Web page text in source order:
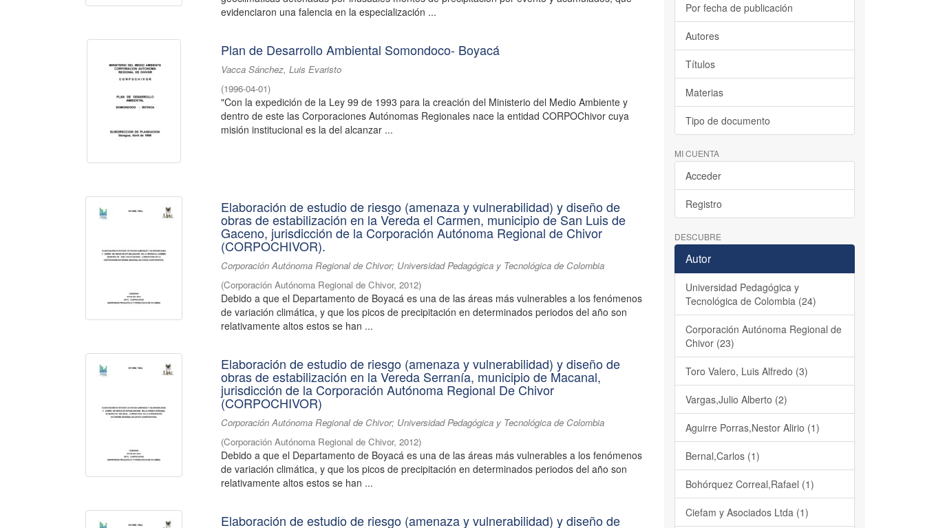
evidenciaron una falencia en la especialización ...
Plan de Desarrollo Ambiental Somondoco- Boyacá
Vacca Sánchez, Luis Evaristo
(1996-04-01)
"Con la expedición de la Ley 99 de 1993 para la creación del Ministerio del Medio Ambiente y
dentro de este las Corporaciones Autónomas Regionales nace la entidad CORPOChivor cuya
misión institucional es la del alcanzar ...
Elaboración de estudio de riesgo (amenaza y vulnerabilidad) y diseño de
obras de estabilización en la Vereda el Carmen, municipio de San Luis de
Gaceno, jurisdicción de la Corporación Autónoma Regional de Chivor
(CORPOCHIVOR).
Corporación Autónoma Regional de Chivor; Universidad Pedagógica y Tecnológica de Colombia
(Corporación Autónoma Regional de Chivor,2012)
Debido a que el Departamento de Boyacá es una de las áreas más vulnerables a los fenómenos
de variación climática, y que los picos de precipitación en determinados periodos del año son
relativamente altos estos se han ...
Elaboración de estudio de riesgo (amenaza y vulnerabilidad) y diseño de
obras de estabilización en la Vereda Serranía, municipio de Macanal,
jurisdicción de la Corporación Autónoma Regional De Chivor
(CORPOCHIVOR)
Corporación Autónoma Regional de Chivor; Universidad Pedagógica y Tecnológica de Colombia
(Corporación Autónoma Regional de Chivor,2012)
Debido a que el Departamento de Boyacá es una de las áreas más vulnerables a los fenómenos
de variación climática, y que los picos de precipitación en determinados periodos del año son
relativamente altos estos se han ...
Elaboración de estudio de riesgo (amenaza y vulnerabilidad) y diseño de
Por fecha de publicación
Autores
Títulos
Materias
Tipo de documento
MI CUENTA
Acceder
Registro
DESCUBRE
Autor
Universidad Pedagógica y
Tecnológica de Colombia (24)
Corporación Autónoma Regional de
Chivor (23)
Toro Valero, Luis Alfredo (3)
Vargas,Julio Alberto (2)
Aguirre Porras,Nestor Alirio (1)
Bernal,Carlos (1)
Bohórquez Correal,Rafael (1)
Ciefam y Asociados Ltda (1)